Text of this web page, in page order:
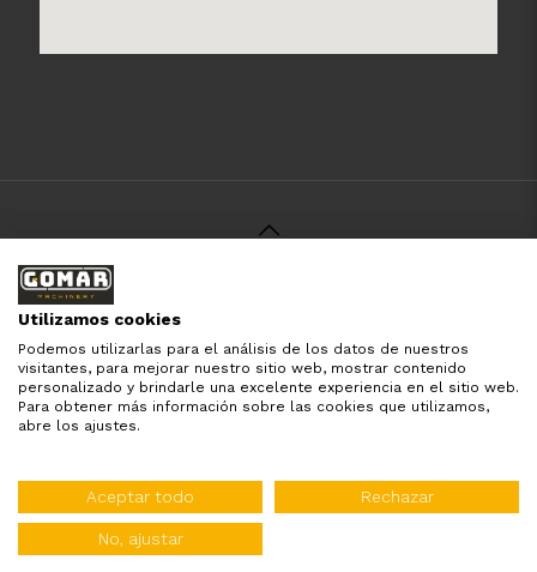
© 2021 Gomar Machinery -
Privacidad
Todas las marcas aquí mencionadas son de simple
referencia, es solo para especificar los productos que
comercializamos y el servicio que brindamos. Nuestra
empresa respeta todos los derechos de marca reservados
Diseñado por:
Distribuidor oficial de:
Utilizamos cookies
Podemos utilizarlas para el análisis de los datos de nuestros
visitantes, para mejorar nuestro sitio web, mostrar contenido
personalizado y brindarle una excelente experiencia en el sitio web.
Para obtener más información sobre las cookies que utilizamos,
abre los ajustes.
Aceptar todo Rechazar
No, ajustar